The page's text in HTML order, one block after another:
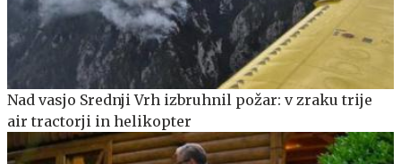
Nad vasjo Srednji Vrh izbruhnil požar: v zraku trije
air tractorji in helikopter